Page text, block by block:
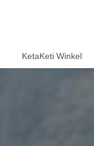
KetaKeti Winkel